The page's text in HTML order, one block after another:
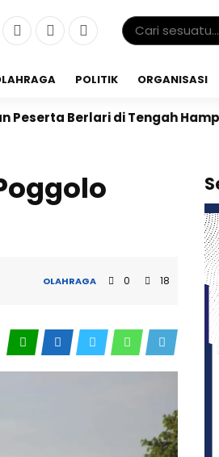
POLITIK ORGANISASI
di Tengah Hamparan Sawah
OLAHRAGA 0 18